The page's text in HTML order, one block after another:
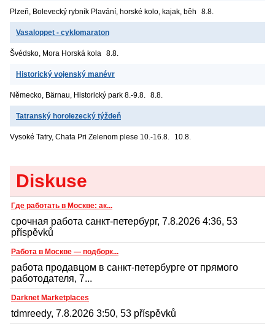
Plzeň, Bolevecký rybník Plavání, horské kolo, kajak, běh 8.8.
Vasaloppet - cyklomaraton
Švédsko, Mora Horská kola 8.8.
Historický vojenský manévr
Německo, Bärnau, Historický park 8.-9.8. 8.8.
Tatranský horolezecký týždeň
Vysoké Tatry, Chata Pri Zelenom plese 10.-16.8. 10.8.
Diskuse
Где работать в Москве: ак...
срочная работа санкт-петербург, 7.8.2026 4:36, 53
příspěvků
Работа в Москве — подборк...
работа продавцом в санкт-петербурге от прямого
работодателя, 7...
Darknet Marketplaces
tdmreedy, 7.8.2026 3:50, 53 příspěvků